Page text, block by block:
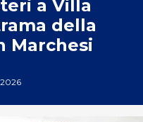
a Villa
della
Marchesi